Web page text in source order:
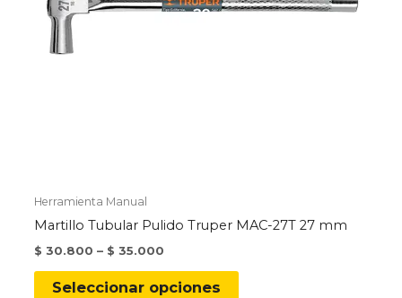
Herramienta Manual
Martillo Tubular Pulido Truper MAC-27T 27 mm
$ 30.800 – $ 35.000
Seleccionar opciones
Este